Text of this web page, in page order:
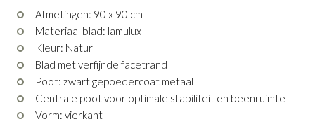
Afmetingen: 90 x 90 cm
Materiaal blad: lamulux
Kleur: Natur
Blad met verfijnde facetrand
Poot: zwart gepoedercoat metaal
Centrale poot voor optimale stabiliteit en beenruimte
Vorm: vierkant
OF VERDER WINKELEN